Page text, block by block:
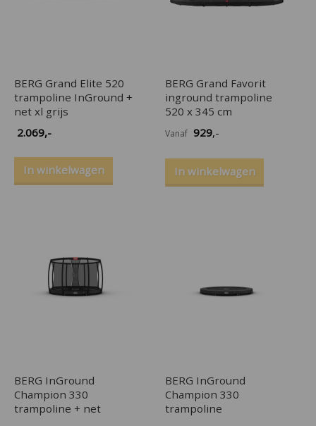
BERG Grand Elite 520
trampoline InGround +
net xl grijs
2.069,-
In winkelwagen
BERG Grand Favorit
inground trampoline
520 x 345 cm
Vanaf 929,-
In winkelwagen
BERG InGround
Champion 330
trampoline + net
BERG InGround
Champion 330
trampoline